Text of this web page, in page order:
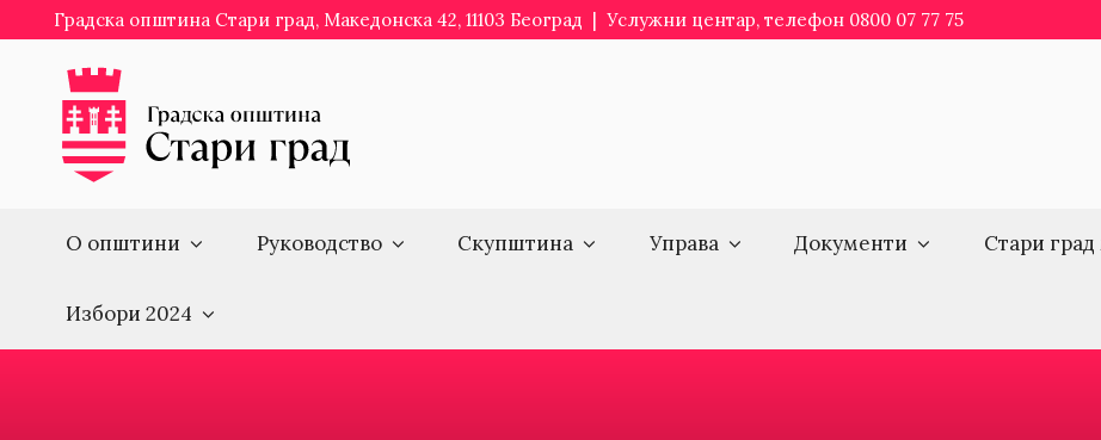
to
content
Градска општина Стари град, Македонска 42, 11103 Београд | Услужни центар, телефон 0800 07 77 75
О општини Руководство Скупштина Управа Документи Стари
Избори 2024